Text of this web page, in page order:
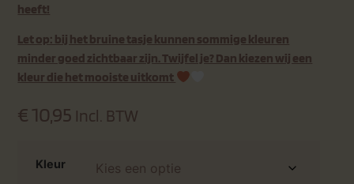
heeft!
Let op: bij het bruine tasje kunnen sommige kleuren
minder goed zichtbaar zijn. Twijfel je? Dan kiezen wij een
kleur die het mooiste uitkomt
€10,95 Incl. BTW
Kleur